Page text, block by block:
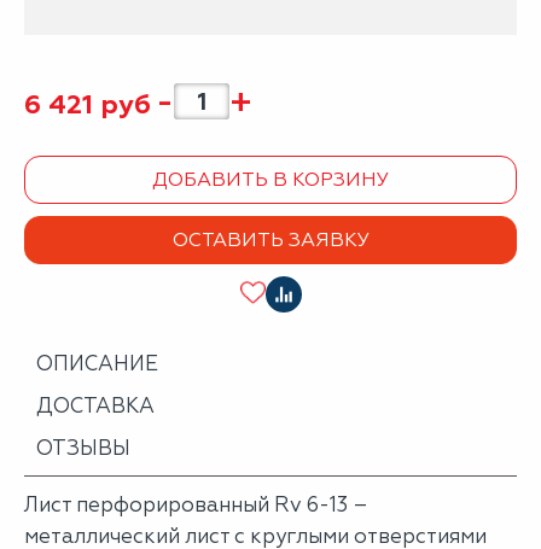
6 421 руб - +
ДОБАВИТЬ В КОРЗИНУ
ОСТАВИТЬ ЗАЯВКУ
ОПИСАНИЕ
ДОСТАВКА
ОТЗЫВЫ
Лист перфорированный Rv 6-13 ―
металлический лист с круглыми отверстиями